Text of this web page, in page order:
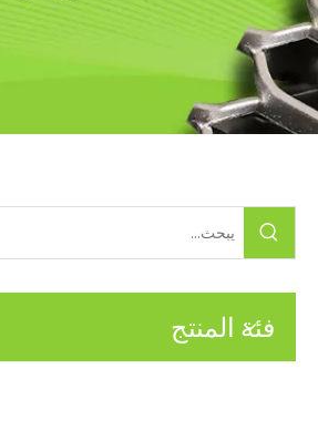
فئة المنتج